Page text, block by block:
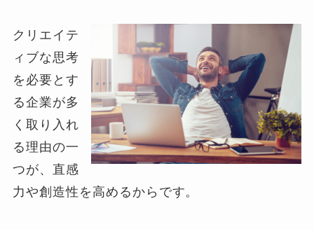
クリエイテ
ィブな思考
を必要とす
る企業が多
く取り入れ
る理由の一
つが、直感
力や創造性を高めるからです。